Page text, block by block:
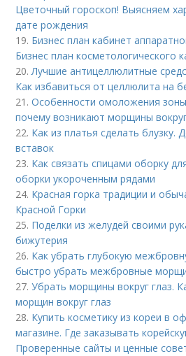
Цветочный гороскоп! Выясняем
дате рождения
19. Бизнес план кабинет
Бизнес план косметологического
20.Лучшие антицеллюлитные
Как избавиться от целлюлита на
21.Особенности омоложения зоны
почему возникают морщины
22. Как из платья сделать блузку.
вставок
23. Как связать спицами оборку
оборки укороченным рядами
24. Красная горка традиции и
Красной Горки
25. Поделки из желудей своими
бижутерия
26. Как убрать глубокую
быстро убрать межбровные
27.Убрать морщины вокруг глаз.
морщин вокруг глаз
28. Купить косметику из кореи в
магазине. Где заказывать
Проверенные сайты и ценные